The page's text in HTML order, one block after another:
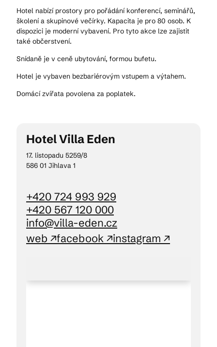
EN
Hotel nabízí prostory pro pořádání konferencí, seminářů,
školení a skupinové večírky. Kapacita je pro 80 osob. K
dispozici je moderní vybavení. Pro tyto akce lze zajistit
také občerstvení.
Snídaně je v ceně ubytování, formou bufetu.
Hotel je vybaven bezbariérovým vstupem a výtahem.
Domácí zvířata povolena za poplatek.
Hotel Villa Eden
17. listopadu 5259/8
586 01 Jihlava 1
+420 724 993 929
+420 567 120 000
info@villa-eden.cz
web ↗facebook ↗instagram ↗